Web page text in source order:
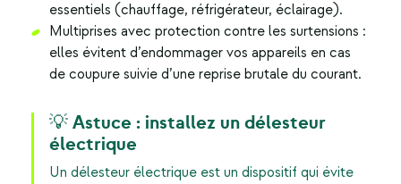
essentiels (chauffage, réfrigérateur, éclairage).
Multiprises avec protection contre les surtensions :
elles évitent d’endommager vos appareils en cas
de coupure suivie d’une reprise brutale du courant.
💡 Astuce : installez un délesteur
électrique
Un délesteur électrique est un dispositif qui évite